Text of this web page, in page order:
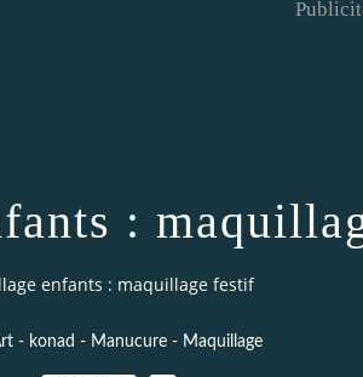
:
enfants : maquillage festif
- konad - Manucure - Maquillage